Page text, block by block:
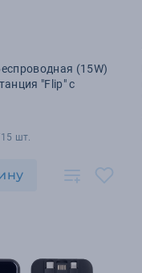
(15W)
"Flip" с
шт.